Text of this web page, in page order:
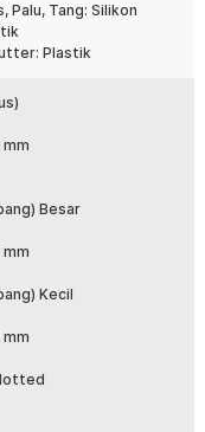
perkakas lebih
produk ini:
Palu, Tang: Silikon
Plastik
Besar
Kecil